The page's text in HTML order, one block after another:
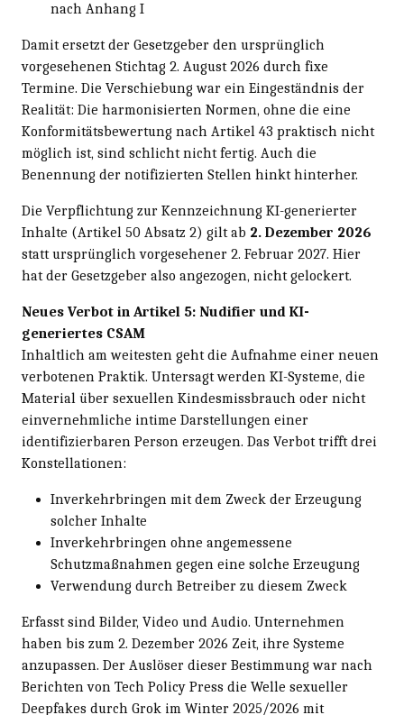
nach Anhang I
Damit ersetzt der Gesetzgeber den ursprünglich
vorgesehenen Stichtag 2. August 2026 durch fixe
Termine. Die Verschiebung war ein Eingeständnis der
Realität: Die harmonisierten Normen, ohne die eine
Konformitätsbewertung nach Artikel 43 praktisch nicht
möglich ist, sind schlicht nicht fertig. Auch die
Benennung der notifizierten Stellen hinkt hinterher.
Die Verpflichtung zur Kennzeichnung KI-generierter
Inhalte (Artikel 50 Absatz 2) gilt ab 2. Dezember 2026
statt ursprünglich vorgesehener 2. Februar 2027. Hier
hat der Gesetzgeber also angezogen, nicht gelockert.
Neues Verbot in Artikel 5: Nudifier und KI-
generiertes CSAM
Inhaltlich am weitesten geht die Aufnahme einer neuen
verbotenen Praktik. Untersagt werden KI-Systeme, die
Material über sexuellen Kindesmissbrauch oder nicht
einvernehmliche intime Darstellungen einer
identifizierbaren Person erzeugen. Das Verbot trifft drei
Konstellationen:
Inverkehrbringen mit dem Zweck der Erzeugung
solcher Inhalte
Inverkehrbringen ohne angemessene
Schutzmaßnahmen gegen eine solche Erzeugung
Verwendung durch Betreiber zu diesem Zweck
Erfasst sind Bilder, Video und Audio. Unternehmen
haben bis zum 2. Dezember 2026 Zeit, ihre Systeme
anzupassen. Der Auslöser dieser Bestimmung war nach
Berichten von Tech Policy Press die Welle sexueller
Deepfakes durch Grok im Winter 2025/2026 mit